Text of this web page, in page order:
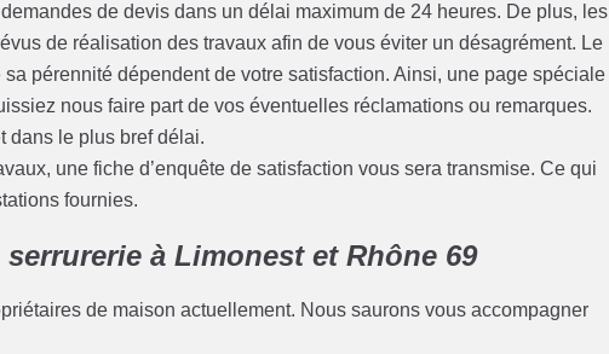
de devis dans un délai maximum de 24 heures. De plus, les
de réalisation des travaux afin de vous éviter un désagrément. Le
pérennité dépendent de votre satisfaction. Ainsi, une page spéciale
nous faire part de vos éventuelles réclamations ou remarques.
dans le plus bref délai.
une fiche d’enquête de satisfaction vous sera transmise. Ce qui
fournies.
à Limonest et Rhône 69
de maison actuellement. Nous saurons vous accompagner